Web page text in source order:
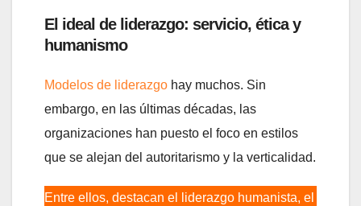
El ideal de liderazgo: servicio, ética y
humanismo
Modelos de liderazgo hay muchos. Sin
embargo, en las últimas décadas, las
organizaciones han puesto el foco en estilos
que se alejan del autoritarismo y la verticalidad.
Entre ellos, destacan el liderazgo humanista, el